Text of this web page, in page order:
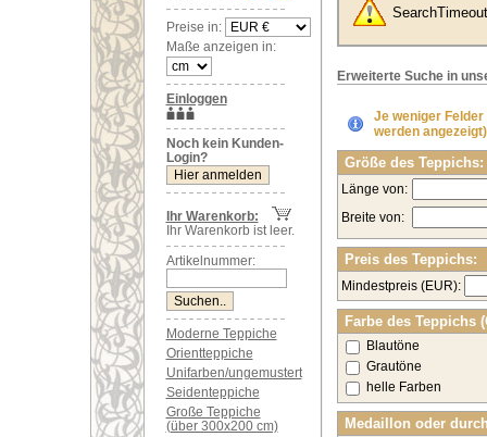
Preise in:
Maße anzeigen in:
Einloggen
Noch kein Kunden-
Login?
Ihr Warenkorb:
Ihr Warenkorb ist leer.
Artikelnummer:
Moderne Teppiche
Orientteppiche
Unifarben/ungemustert
Seidenteppiche
Große Teppiche
(über 300x200 cm)
SearchTimeout
Erweiterte Suche in
Je weniger
werden
Größe des Teppichs:
Länge von:
Breite von:
Preis des Teppichs:
Mindestpreis (EUR):
Farbe des Teppichs
Blautöne
Grautöne
helle Farben
Medaillon oder